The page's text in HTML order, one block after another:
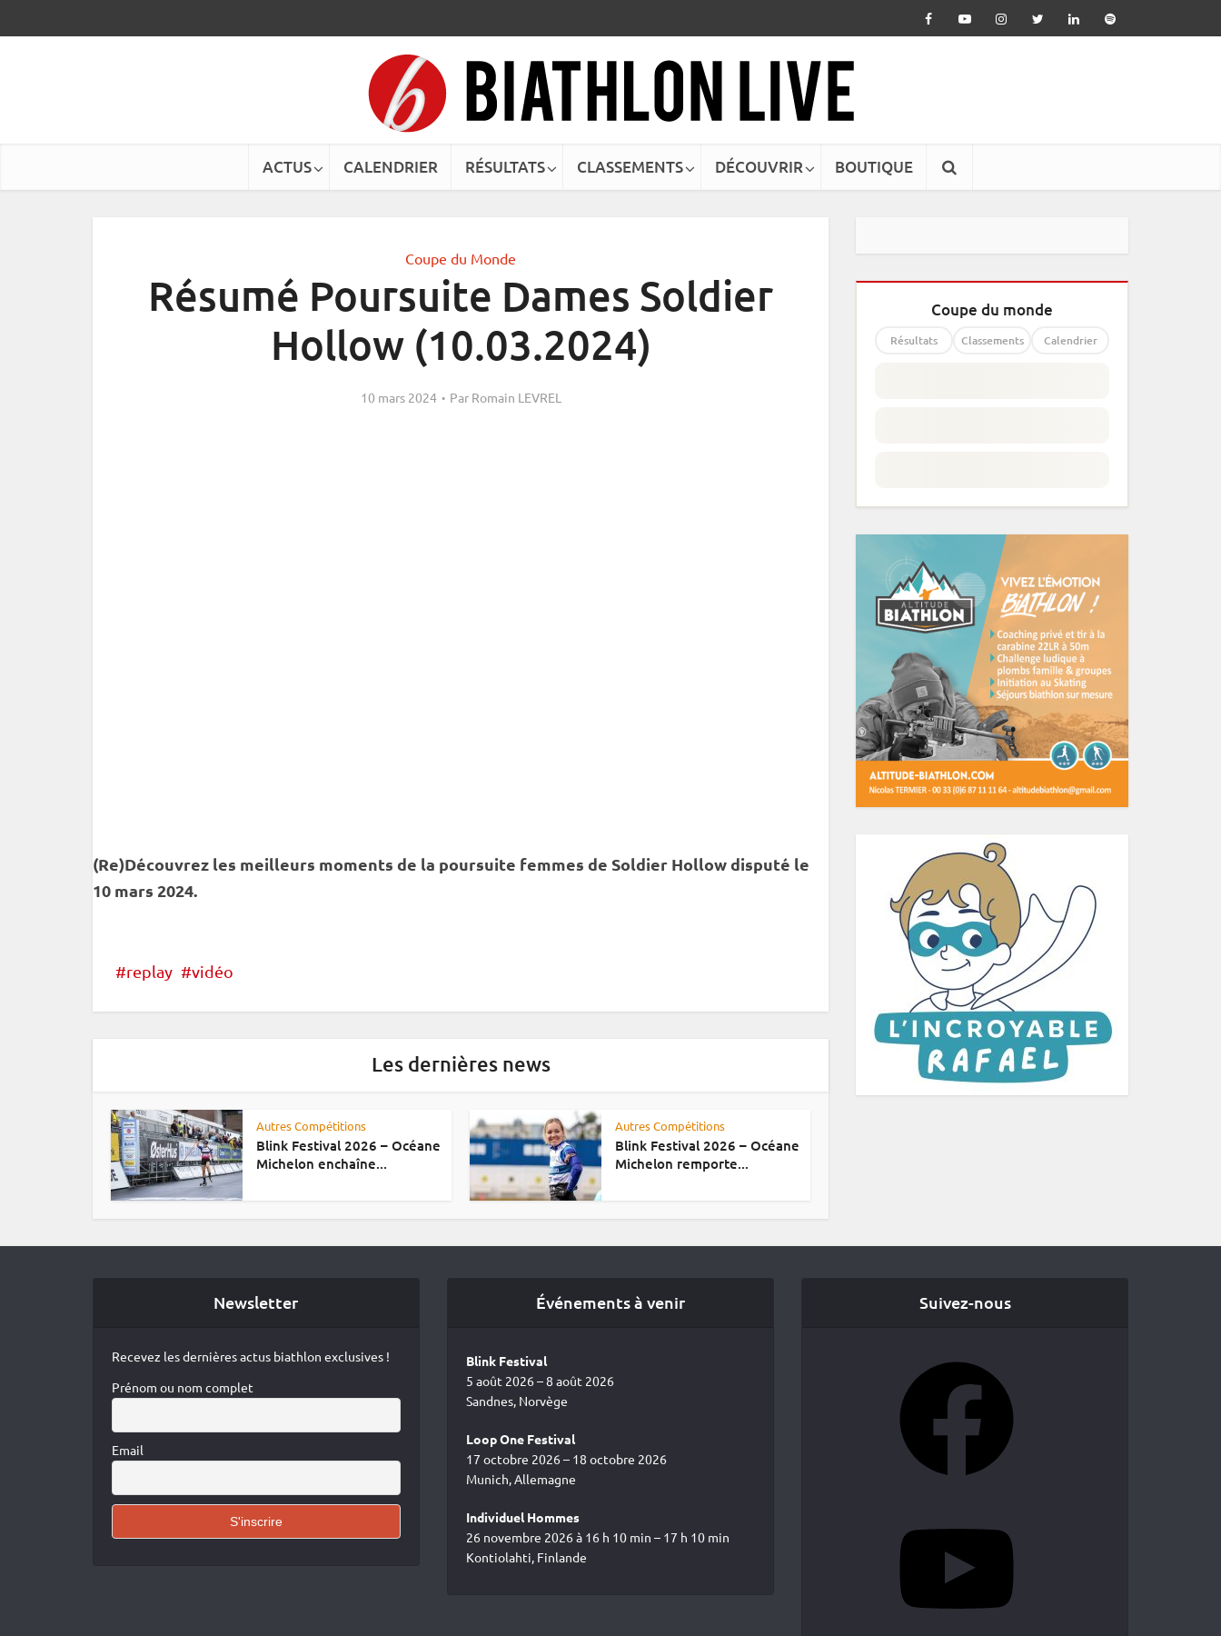
ACTUS CALENDRIER RÉSULTATS CLASSEMENTS DÉCOUVRIR BOUTIQUE
Coupe du Monde
Résumé Poursuite Dames Soldier
Hollow (10.03.2024)
10 mars 2024 Par Romain LEVREL
(Re)Découvrez les meilleurs moments de la poursuite femmes de Soldier Hollow disputé le
10 mars 2024.
replay vidéo
Les dernières news
Autres Compétitions
Blink Festival 2026 – Océane
Michelon enchaîne...
Autres Compétitions
Blink Festival 2026 – Océane
Michelon remporte...
Coupe du monde
Résultats Classements Calendrier
Newsletter
Recevez les dernières actus biathlon exclusives !
Prénom ou nom complet
Email
Événements à venir
Blink Festival
5 août 2026 – 8 août 2026
Sandnes, Norvège
Loop One Festival
17 octobre 2026 – 18 octobre 2026
Munich, Allemagne
Individuel Hommes
26 novembre 2026 à 16 h 10 min – 17 h 10 min
Kontiolahti, Finlande
Suivez-nous